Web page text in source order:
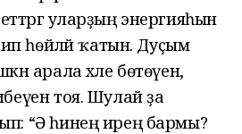
уларҙың энергияһын
тип һөйләй ҡатын. Дуҫым
арала хәле бөтөүен,
тоя. Шулай ҙа
“Ә һинең ирең бармы?